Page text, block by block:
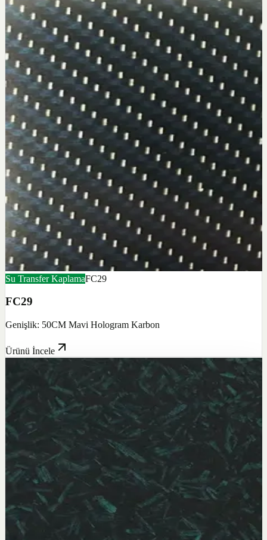
Su Transfer KaplamaFC29
FC29
Genişlik: 50CM Mavi Hologram Karbon
Ürünü İncele